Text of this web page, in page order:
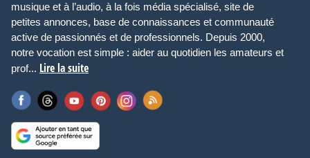
musique et à l’audio, à la fois média spécialisé, site de
petites annonces, base de connaissances et communauté
active de passionnés et de professionnels. Depuis 2000,
notre vocation est simple : aider au quotidien les amateurs et
prof... Lire la suite